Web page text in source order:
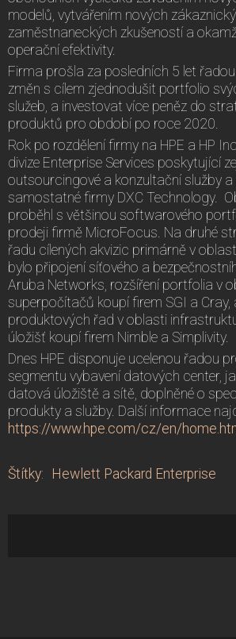
modelů, vytvářením nových
zaměstnaneckých zkušeností a
operační efektivity.
Firma prošla za posledních 5 let
změn s cílem zjednodušit portfolio
služeb, a investovat více peněz do
produktů pro období po roce 2020.
Rok po rozdělení firmy na HPE a HP
divize Enterprise Services poskytující
outsourcingové a konzultační služby a
samostatné firmy DXC Technology.
proběhl s většinou softwarového
prodeji firmě MicroFocus. Na druhé
řadu cílených akvizic primárně v
bylo připojení síťového a
Aruba Networks, rozšíření portfolia v
superpočítačů koupí firem SGI a Cray,
produktových řad v oblasti
úložišť koupí firem Nimble a Simplivity.
Dnes HPE disponuje ucelenou řadou
segmentu vybavení datových center,
datová úložiště a sítě, doplněné o
produkty a služby. Další informace
https://www.hpe.com/cz/en/
Štítky: Hewlett Packard Enterprise